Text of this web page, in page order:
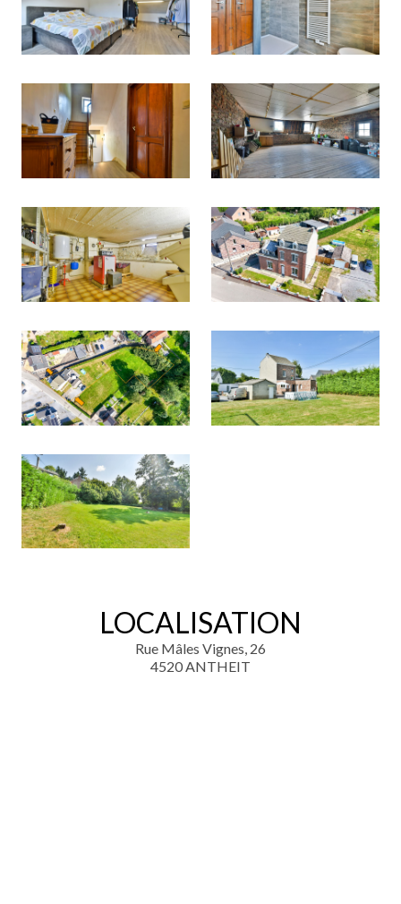
LOCALISATION
Rue Mâles Vignes, 26
4520 ANTHEIT